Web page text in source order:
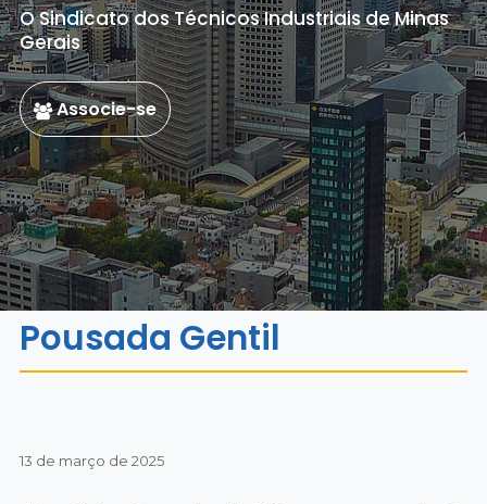
O Sindicato dos Técnicos Industriais de Minas
Gerais
Associe-se
Pousada Gentil
13 de março de 2025